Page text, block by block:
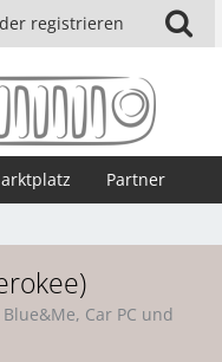
registrieren
Partner
Car PC und